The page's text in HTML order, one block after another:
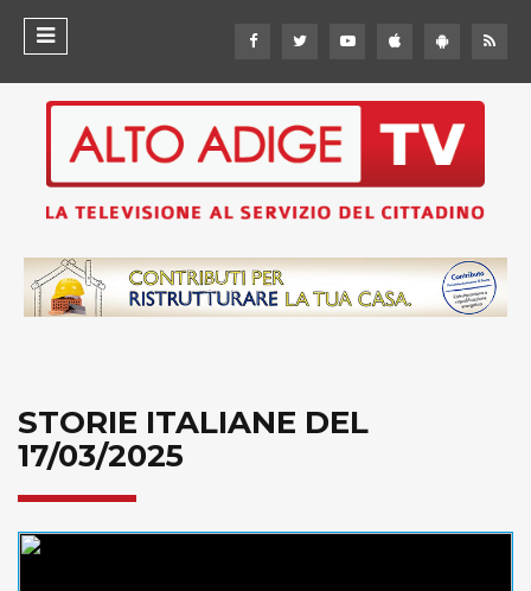
STORIE ITALIANE DEL
17/03/2025